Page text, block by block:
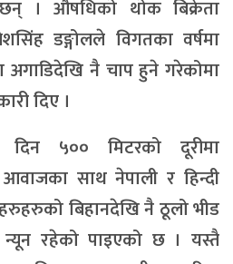
। औषधिको थोक बिक्रेता
डङ्गोलले विगतका वर्षमा
अगाडिदेखि नै चाप हुने गरेकोमा
दिए ।
दिन ५०० मिटरको दूरीमा
साथ नेपाली र हिन्दी
बिहानदेखि नै ठूलो भीड
न्यून रहेको पाइएको छ । यस्तै